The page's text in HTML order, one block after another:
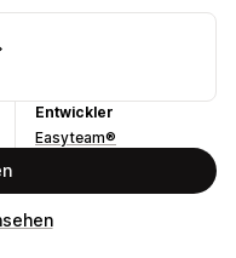
Entwickler
Easyteam®